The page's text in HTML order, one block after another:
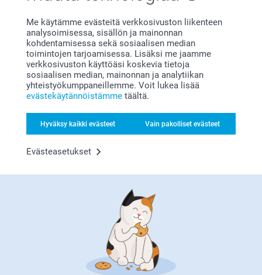
Me käytämme evästeitä verkkosivuston liikenteen
analysoimisessa, sisällön ja mainonnan
kohdentamisessa sekä sosiaalisen median
toimintojen tarjoamisessa. Lisäksi me jaamme
verkkosivuston käyttöäsi koskevia tietoja
sosiaalisen median, mainonnan ja analytiikan
yhteistyökumppaneillemme. Voit lukea lisää
evästekäytännöistämme täältä.
Hyväksy kaikki evästeet Vain pakolliset evästeet
Evästeasetukset
Liittyvät tuotteet
Pöytätabletti muovi
4 mallia
Alkaen 9,95
(11 arvostelut)
Vinyylijuliste
Yli 10 mallia
Alkaen 31,95
(2 arvostelut)
(1 arvostelut)
18,95
smartphoto